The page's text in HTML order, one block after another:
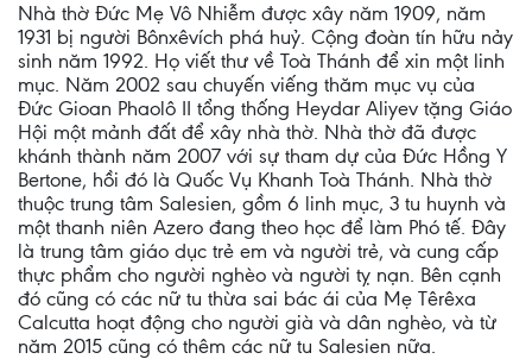
Nhà thờ Đức Mẹ Vô Nhiễm được xây năm 1909, năm
1931 bị người Bônxêvích phá huỷ. Cộng đoàn tín hữu nảy
sinh năm 1992. Họ viết thư về Toà Thánh để xin một linh
mục. Năm 2002 sau chuyến viếng thăm mục vụ của
Đức Gioan Phaolô II tổng thống Heydar Aliyev tặng Giáo
Hội một mảnh đất để xây nhà thờ. Nhà thờ đã được
khánh thành năm 2007 với sự tham dự của Đức Hồng Y
Bertone, hồi đó là Quốc Vụ Khanh Toà Thánh. Nhà thờ
thuộc trung tâm Salesien, gồm 6 linh mục, 3 tu huynh và
một thanh niên Azero đang theo học để làm Phó tế. Đây
là trung tâm giáo dục trẻ em và người trẻ, và cung cấp
thực phẩm cho người nghèo và người tỵ nạn. Bên cạnh
đó cũng có các nữ tu thừa sai bác ái của Mẹ Têrêxa
Calcutta hoạt động cho người già và dân nghèo, và từ
năm 2015 cũng có thêm các nữ tu Salesien nữa.